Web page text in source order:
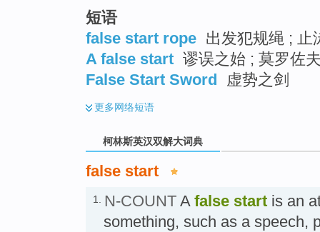
短语
false start rope 出发犯规绳 ; 止
A false start 谬误之始 ; 莫罗佐
False Start Sword
虚势之剑
更多网络短语
柯林斯英汉双解大词典
false start
1. N-COUNT A false start is an
something, such as a speech,